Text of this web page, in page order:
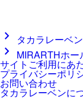
chevron_right タカラレーベ
chevron_right MIRARTHホー
サイトご利用にあ
プライバシーポリ
お問い合わせ
タカラレーベンに